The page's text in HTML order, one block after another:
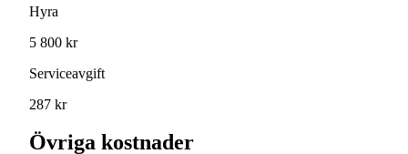
Hyra
5 800 kr
Serviceavgift
287 kr
Övriga kostnader